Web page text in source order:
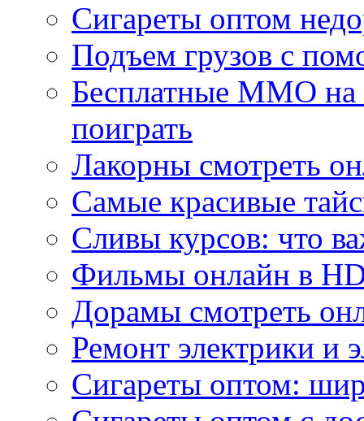
Сигареты оптом
Подъем грузов с
Бесплатные MMO
поиграть
Лакорны смотреть
Самые красивые
Сливы курсов: что
Фильмы онлайн в
Дорамы смотреть
Ремонт электрики и
Сигареты оптом: